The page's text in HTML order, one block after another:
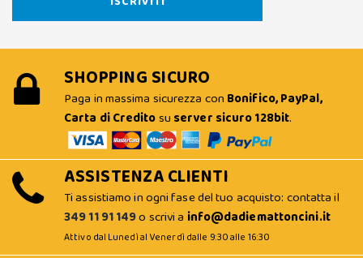
SHOPPING SICURO
Paga in massima sicurezza con Bonifico, PayPal,
Carta di Creditosu server sicuro 128bit.
ASSISTENZA CLIENTI
Ti assistiamo in ogni fase del tuo acquisto: contatta il
349 11 91 149o scrivi a info@dadiemattoncini.it
Attivo dal Lunedì al Venerdì dalle 9:30 alle 16:30